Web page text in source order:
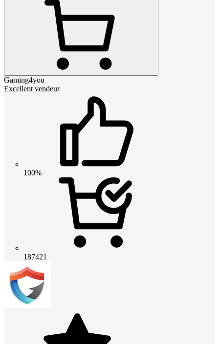
Gaming4you
Excellent vendeur
100%
187421